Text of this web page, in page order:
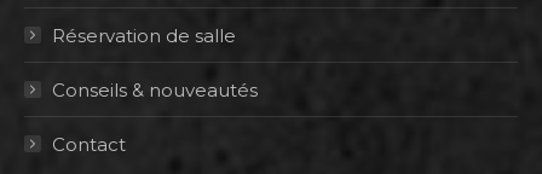
Réservation de salle
Conseils & nouveautés
Contact